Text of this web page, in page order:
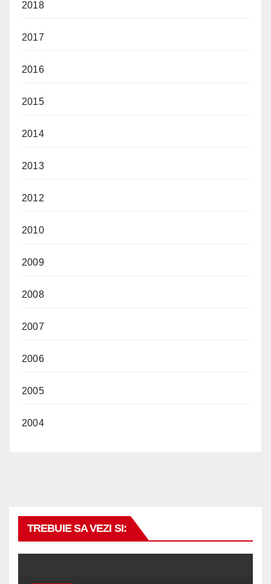
2018
2017
2016
2015
2014
2013
2012
2010
2009
2008
2007
2006
2005
2004
TREBUIE SA VEZI SI: